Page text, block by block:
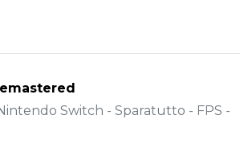
Switch - Sparatutto - FPS -